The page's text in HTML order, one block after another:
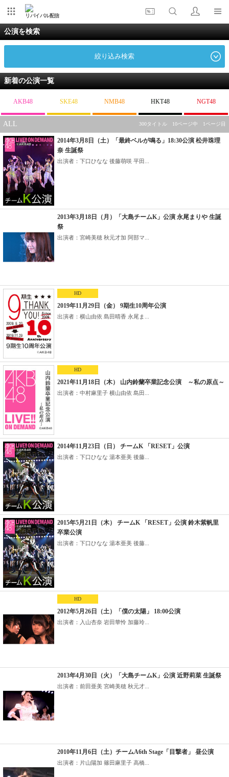
リバイバル配信
公演を検索
絞り込み検索
新着の公演一覧
AKB48 SKE48 NMB48 HKT48 NGT48
ALL 300タイトル 10ページ中 1ページ目
2014年3月8日（土）「最終ベルが鳴る」18:30公演 松井珠理
奈 生誕祭
出演者：下口ひなな 後藤萌咲 平田...
2013年3月18日（月）「大島チームK」公演 永尾まりや 生誕
祭
出演者：宮崎美穂 秋元才加 阿部マ...
HD
2019年11月29日（金） 9期生10周年公演
出演者：横山由依 島田晴香 永尾ま...
HD
2021年11月18日（木） 山内鈴蘭卒業記念公演 ～私の原点～
出演者：中村麻里子 横山由依 島田...
2014年11月23日（日） チームK 「RESET」公演
出演者：下口ひなな 湯本亜美 後藤...
2015年5月21日（木） チームK 「RESET」公演 鈴木紫帆里
卒業公演
出演者：下口ひなな 湯本亜美 後藤...
HD
2012年5月26日（土）「僕の太陽」 18:00公演
出演者：入山杏奈 岩田華怜 加藤玲...
2013年4月30日（火）「大島チームK」公演 近野莉菜 生誕祭
出演者：前田亜美 宮崎美穂 秋元才...
2010年11月6日（土）チームA6th Stage「目撃者」 昼公演
出演者：片山陽加 篠田麻里子 高橋...